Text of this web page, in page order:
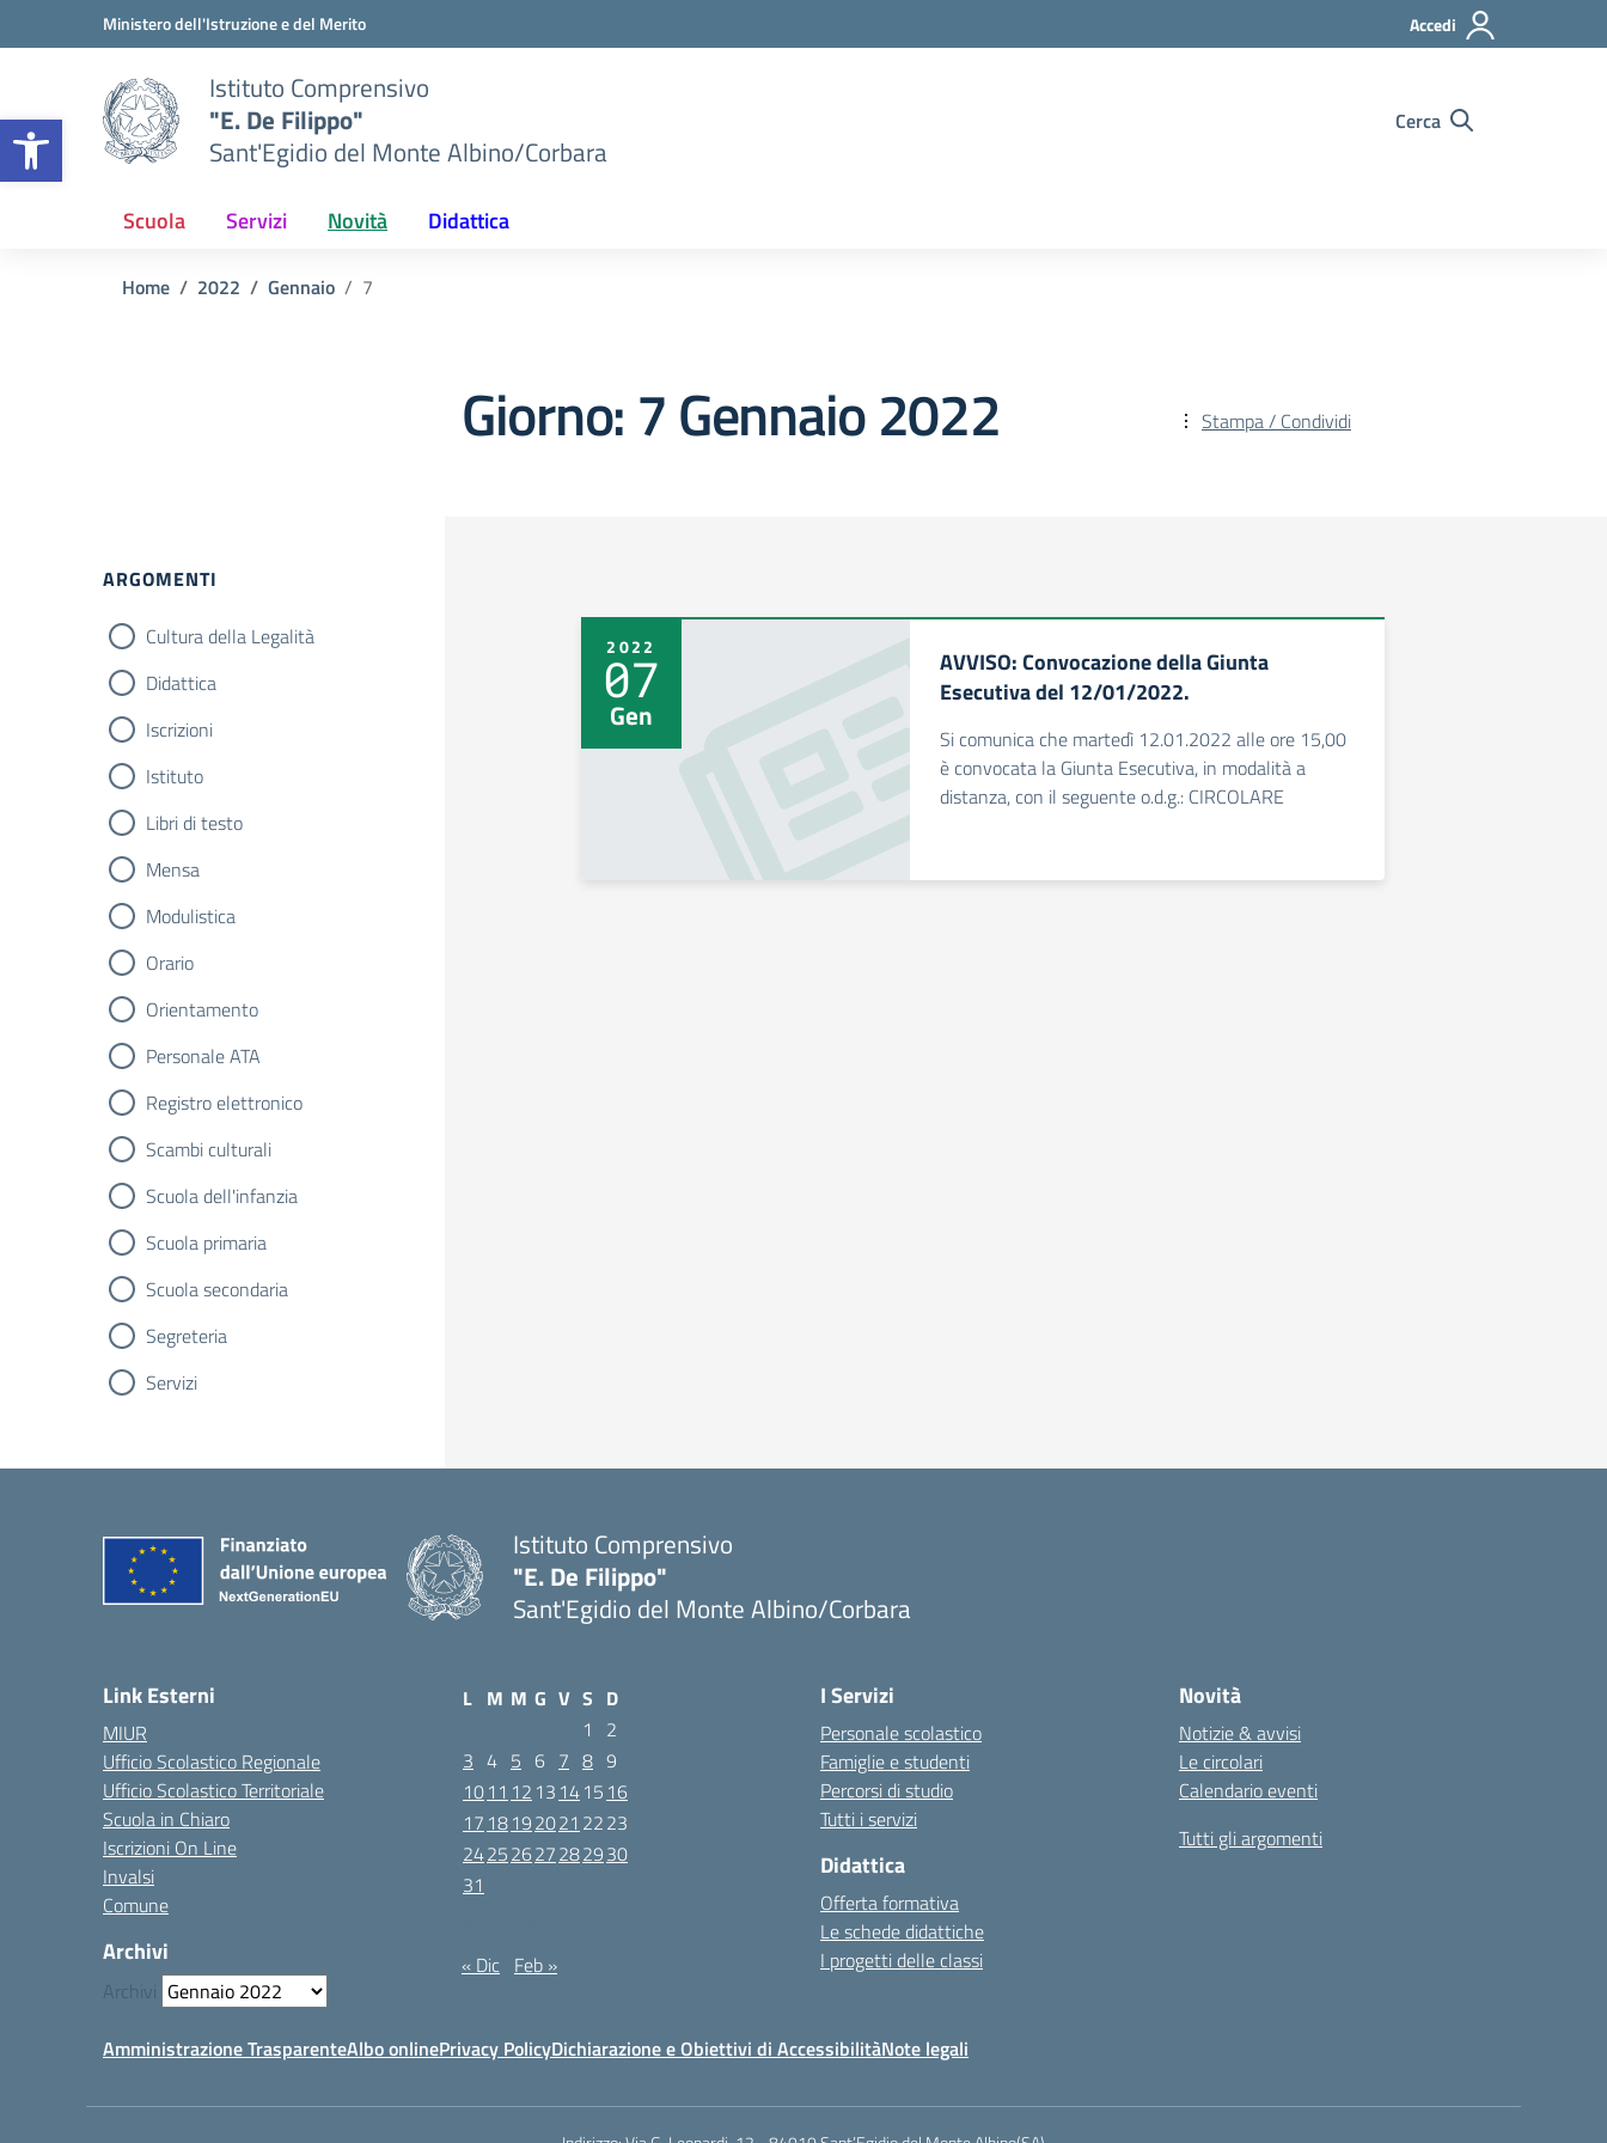
Apri la barra degli strumenti
Vai ai contenuti
Vai al menu di navigazioneMinistero dell'Istruzione e del Merito Accedi
Istituto Comprensivo
"E. De Filippo"
Sant'Egidio del Monte Albino/Corbara
Cerca
Scuola Servizi Novità Didattica
Home 2022 Gennaio 7
Giorno:7 Gennaio 2022 Stampa / Condividi
ARGOMENTI
Cultura della Legalità
Didattica
Iscrizioni
Istituto
Libri di testo
Mensa
Modulistica
Orario
Orientamento
Personale ATA
Registro elettronico
Scambi culturali
Scuola dell'infanzia
Scuola primaria
Scuola secondaria
Segreteria
Servizi
2022
07
Gen
AVVISO: Convocazione della Giunta
Esecutiva del 12/01/2022.
Si comunica che martedì 12.01.2022 alle ore 15,00
è convocata la Giunta Esecutiva, in modalità a
distanza, con il seguente o.d.g.: CIRCOLARE
Istituto Comprensivo
"E. De Filippo"
Sant'Egidio del Monte Albino/Corbara
Link Esterni
MIUR
Ufficio Scolastico Regionale
Ufficio Scolastico Territoriale
Scuola in Chiaro
Iscrizioni On Line
Invalsi
Comune
Archivi
Archivi
L M M G V S D
1
2
3 4 5 6 7 8 9
1011 12 13 1415 16
17 18192021 2223
24252627282930
31
« Dic Feb »
I Servizi
Personale scolastico
Famiglie e studenti
Percorsi di studio
Tutti i servizi
Didattica
Offerta formativa
Le schede didattiche
I progetti delle classi
Novità
Notizie & avvisi
Le circolari
Calendario eventi
Tutti gli argomenti
Amministrazione TrasparenteAlbo onlinePrivacy PolicyDichiarazione e Obiettivi di AccessibilitàNote legali